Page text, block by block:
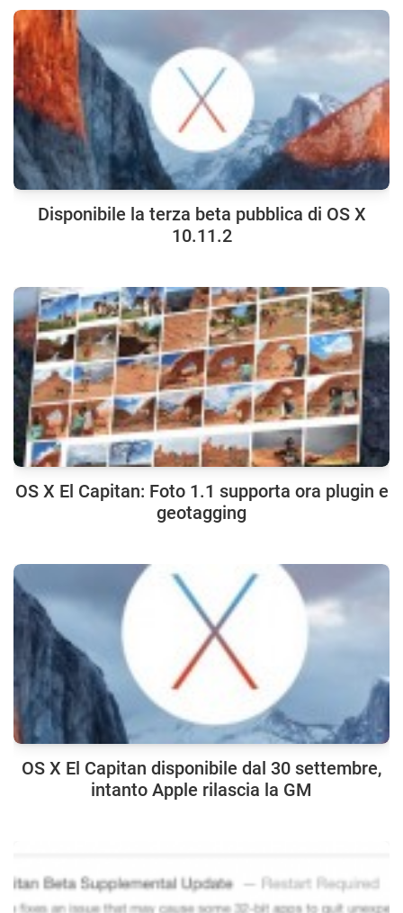
Disponibile la terza beta pubblica di OS X
10.11.2
OS X El Capitan: Foto 1.1 supporta ora plugin e
geotagging
OS X El Capitan disponibile dal 30 settembre,
intanto Apple rilascia la GM